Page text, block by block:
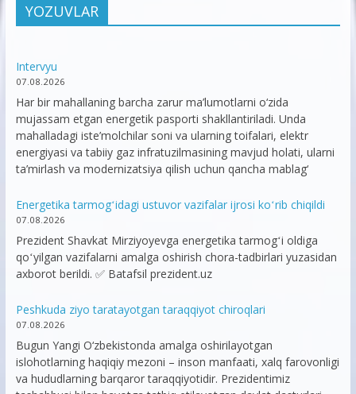
YOZUVLAR
Intervyu
07.08.2026
Har bir mahallaning barcha zarur ma’lumotlarni o‘zida
mujassam etgan energetik pasporti shakllantiriladi. Unda
mahalladagi iste’molchilar soni va ularning toifalari, elektr
energiyasi va tabiiy gaz infratuzilmasining mavjud holati, ularni
ta’mirlash va modernizatsiya qilish uchun qancha mablag‘
Energetika tarmogʻidagi ustuvor vazifalar ijrosi koʻrib chiqildi
07.08.2026
Prezident Shavkat Mirziyoyevga energetika tarmogʻi oldiga
qoʻyilgan vazifalarni amalga oshirish chora-tadbirlari yuzasidan
axborot berildi. ✅ Batafsil prezident.uz
Peshkuda ziyo taratayotgan taraqqiyot chiroqlari
07.08.2026
Bugun Yangi O‘zbekistonda amalga oshirilayotgan
islohotlarning haqiqiy mezoni – inson manfaati, xalq farovonligi
va hududlarning barqaror taraqqiyotidir. Prezidentimiz